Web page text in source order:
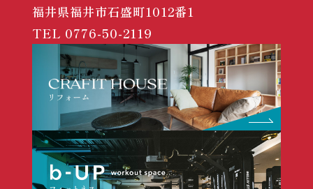
福井県福井市石盛町1012番1
TEL 0776-50-2119